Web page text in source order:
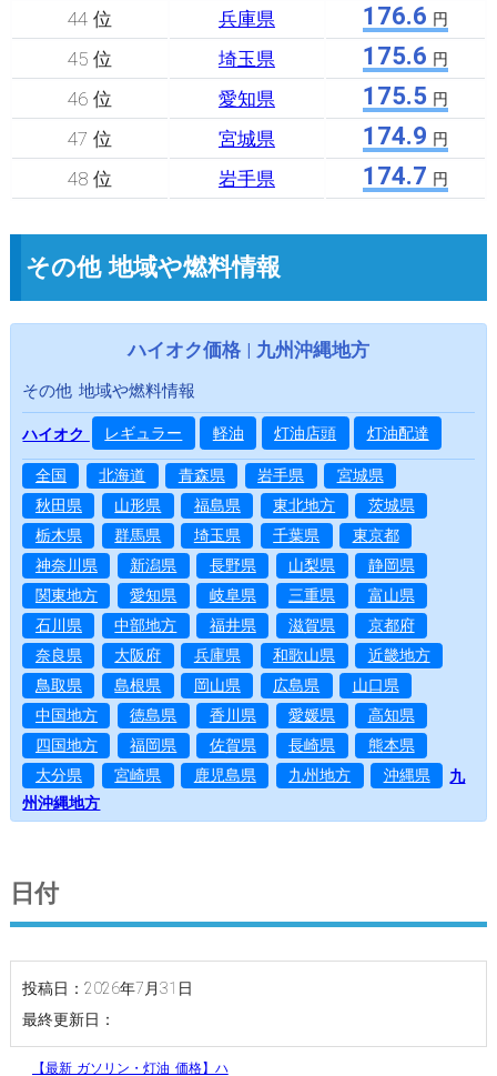
44 位 兵庫県 176.6 円
45 位 埼玉県 175.6 円
46 位 愛知県 175.5 円
47 位 宮城県 174.9 円
48 位 岩手県 174.7 円
その他 地域や燃料情報
ハイオク価格 | 九州沖縄地方
その他 地域や燃料情報
ハイオク レギュラー 軽油 灯油店頭 灯油配達
全国 北海道 青森県 岩手県
宮城県
秋田県
山形県 福島県 東北地方
茨城県
栃木県
群馬県 埼玉県 千葉県
東京都
神奈川県
新潟県 長野県 山梨県
静岡県
関東地方
愛知県 岐阜県 三重県
富山県
石川県
中部地方 福井県 滋賀県
京都府
奈良県
大阪府 兵庫県 和歌山県
近畿地方
鳥取県
島根県 岡山県 広島県
山口県
中国地方
徳島県 香川県 愛媛県
高知県
四国地方
福岡県 佐賀県 長崎県
熊本県
大分県
宮崎県 鹿児島県 九州地方 沖縄県
九
州沖縄地方
日付
投稿日：2026年7月31日
最終更新日：
【最新 ガソリン・灯油 価格】ハ